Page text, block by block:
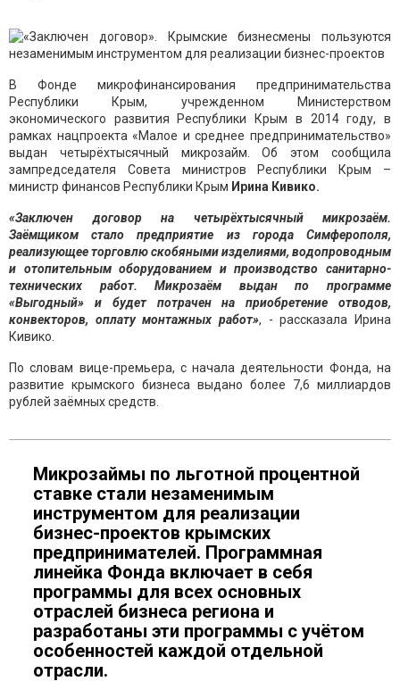
В Фонде микрофинансирования предпринимательства
Республики Крым, учрежденном Министерством
экономического развития Республики Крым в 2014 году, в
рамках нацпроекта «Малое и среднее предпринимательство»
выдан четырёхтысячный микрозайм. Об этом сообщила
зампредседателя Совета министров Республики Крым –
министр финансов Республики Крым Ирина Кивико.
«Заключен договор на четырёхтысячный микрозаём.
Заёмщиком стало предприятие из города Симферополя,
реализующее торговлю скобяными изделиями, водопроводным
и отопительным оборудованием и производство санитарно-
технических работ. Микрозаём выдан по программе
«Выгодный» и будет потрачен на приобретение отводов,
конвекторов, оплату монтажных работ», - рассказала Ирина
Кивико.
По словам вице-премьера, с начала деятельности Фонда, на
развитие крымского бизнеса выдано более 7,6 миллиардов
рублей заёмных средств.
Микрозаймы по льготной процентной
ставке стали незаменимым
инструментом для реализации
бизнес-проектов крымских
предпринимателей. Программная
линейка Фонда включает в себя
программы для всех основных
отраслей бизнеса региона и
разработаны эти программы с учётом
особенностей каждой отдельной
отрасли.